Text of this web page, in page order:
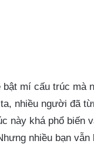
mí cấu trúc mà
nhiều người đã
này khá phổ
nhiều bạn